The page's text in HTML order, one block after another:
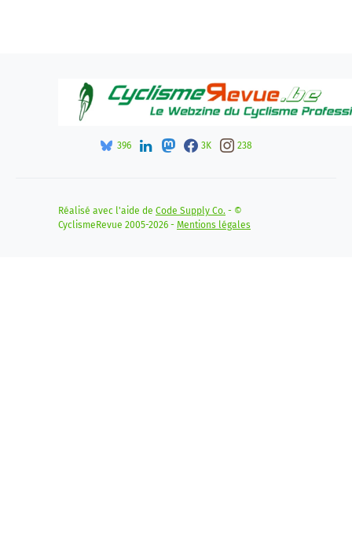
396 3K 238
Réalisé avec l'aide de Code Supply Co. - ©
CyclismeRevue 2005-2026 - Mentions légales